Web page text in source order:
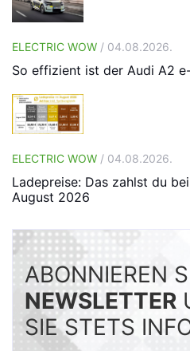
ELECTRIC WOW / 04.08.2026.
So effizient ist der Audi A2
ELECTRIC WOW / 04.08.2026.
Ladepreise: Das zahlst du
August 2026
ABONNIEREN
NEWSLETTER
SIE STETS